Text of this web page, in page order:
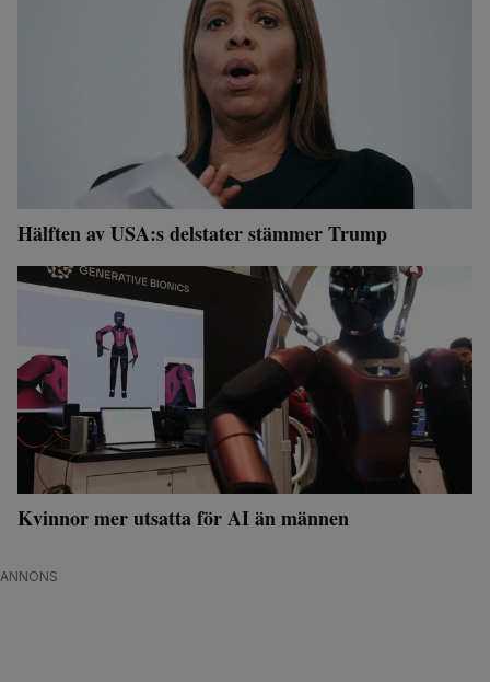
Hälften av USA:s delstater stämmer Trump
Kvinnor mer utsatta för AI än männen
ANNONS